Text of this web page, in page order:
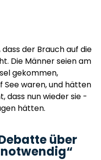
der Brauch auf die
Die Männer seien am
gekommen,
See waren, und hätten
dass nun wieder sie -
hätten.
über